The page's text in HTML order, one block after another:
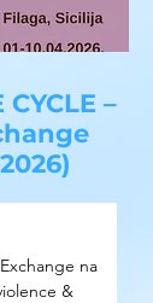
–
na
&